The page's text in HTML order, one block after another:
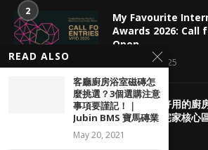
2
My Favourite
Awards 2026: Call
Open
October 1, 2025
網友評選超好用的廚
配置法打造宅家核心
June 24, 2021
READ ALSO
客廳廚房浴室磁磚怎
麼挑選？3個選購注意
事項要謹記！｜
Jubin BMS 寶馬磚業
May 20, 2021